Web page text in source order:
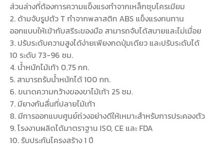
ส่วนล่างที่ต้องการความแข็งแรงทำจากเหล็กชุบโครเมียม
2. ด้ามจับรูปตัว T ทำจากพลาสติก ABS แข็งแรงทนทาน
ออกแบบให้เข้ากับสรีระของมือ สามารถจับได้สบายและไม่เมื่อย
3. ปรับระดับความสูงได้ง่ายเพียงกดปุ่มเดียว และปรับระดับได้
10 ระดับ 73-96 ซม.
4. น้ำหนักไม้เท้า 0.75 กก.
5. สามารถรับน้ำหนักได้ 100 กก.
6. ขนาดความกว้างของขาไม้เท้า 25 ซม.
7. มียางกันลื่นที่ปลายไม้เท้า
8. มีการออกแบบศูนย์ถ่วงอย่างดีให้เหมาะสำหรับการประคองตัว
9. โรงงานผลิดได้มาตราฐาน ISO, CE และ FDA
10. รับประกันโครงสร้าง 1 ปี